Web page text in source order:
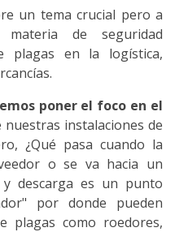
un tema crucial pero a
materia de seguridad
plagas en la logística,
poner el foco en el
instalaciones de
¿Qué pasa cuando la
o se va hacia un
descarga es un punto
por donde pueden
como roedores,